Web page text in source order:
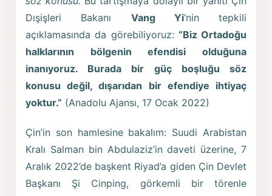
Dışişleri Bakanı Vang Yi’nin tepkili
açıklamasında da görebiliyoruz: “Biz Ortadoğu
halklarının bölgenin efendisi olduğuna
inanıyoruz. Burada bir güç boşluğu söz
konusu değil, dışarıdan bir efendiye ihtiyaç
yoktur.” (Anadolu Ajansı, 17 Ocak 2022)
Çin’in son hamlesine bakalım: Suudi Arabistan
Kralı Salman bin Abdulaziz’in daveti üzerine, 7
Aralık 2022’de başkent Riyad’a giden Çin Devlet
Başkanı Şi Cinping, görkemli bir törenle